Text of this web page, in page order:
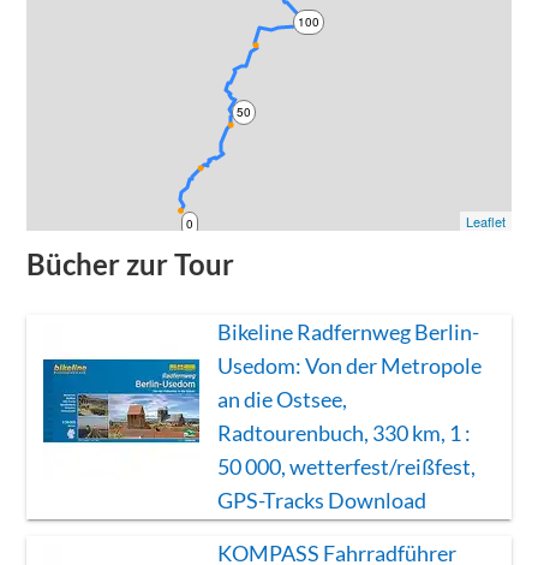
0
50
100
Leaflet
Bücher zur Tour
Bikeline Radfernweg Berlin-
Usedom: Von der Metropole
an die Ostsee,
Radtourenbuch, 330 km, 1 :
50 000, wetterfest/reißfest,
GPS-Tracks Download
KOMPASS Fahrradführer